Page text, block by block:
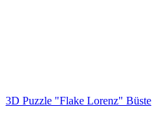
3D Puzzle "Flake Lorenz" Büste